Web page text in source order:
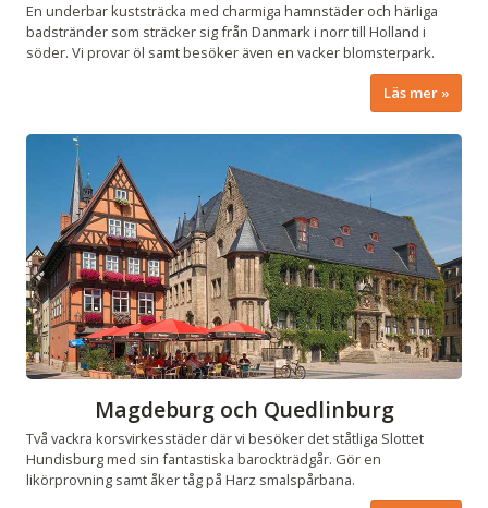
En underbar kuststräcka med charmiga hamnstäder och härliga
badstränder som sträcker sig från Danmark i norr till Holland i
söder. Vi provar öl samt besöker även en vacker blomsterpark.
Läs mer
Magdeburg och Quedlinburg
Två vackra korsvirkesstäder där vi besöker det ståtliga Slottet
Hundisburg med sin fantastiska barockträdgår. Gör en
likörprovning samt åker tåg på Harz smalspårbana.